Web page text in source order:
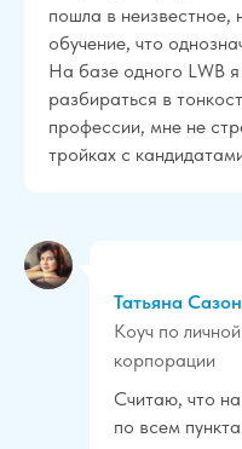
пошла в неизвестное,
обучение, что
На базе одного LWB
разбираться в
профессии, мне не
тройках с
Татьяна
Коуч по
корпорации
Считаю, что на
по всем